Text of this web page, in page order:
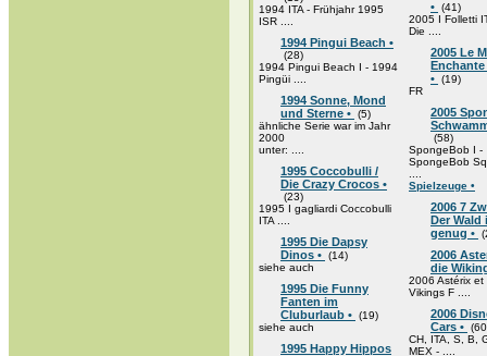
1994 ITA - Frühjahr 1995
ISR ....
1994 Pingui Beach •
(28)
1994 Pingui Beach I - 1994
Pingüi ....
1994 Sonne, Mond
und Sterne • (5)
ähnliche Serie war im Jahr
2000
unter: ....
1995 Coccobulli /
Die Crazy Crocos •
(23)
1995 I gagliardi Coccobulli
ITA ....
1995 Die Dapsy
Dinos • (14)
siehe auch
1995 Die Funny
Fanten im
Cluburlaub • (19)
siehe auch
1995 Happy Hippos
• (41)
2005 I Folletti
Die ....
2005 Le
• (19)
FR
2005
(58)
SpongeBob I -
SpongeBob
Spielzeuge •
2006 7
Der Wald
genug •
2006
die
2006 Astérix et
Vikings F ....
2006
Cars •
CH, ITA, S, B,
MEX - ....